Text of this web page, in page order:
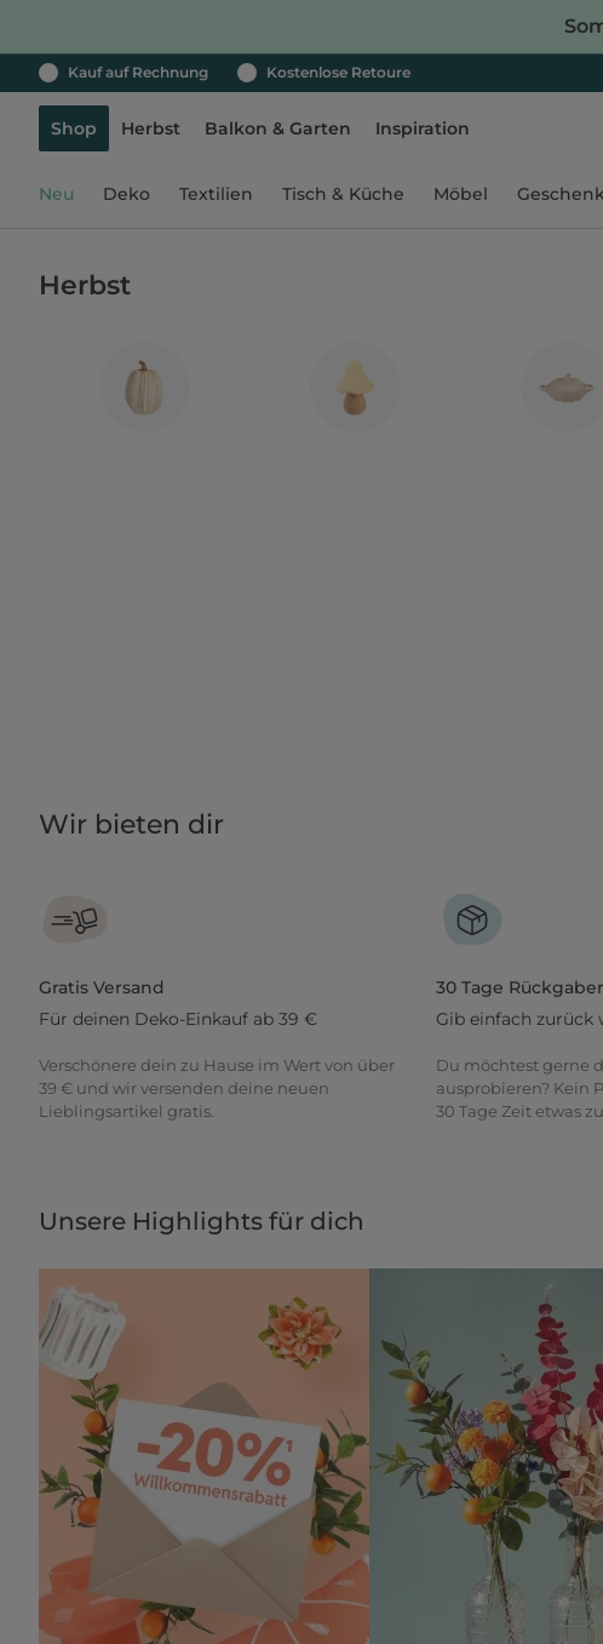
Kauf auf Rechnung Kostenlose Retoure
Shop Herbst Balkon & Garten Inspiration
Neu Deko Textilien Tisch & Küche Möbel
Herbst
Wir bieten dir
Gratis Versand
Für deinen Deko-Einkauf ab 39 €
Verschönere dein zu Hause im Wert von über
39 € und wir versenden deine neuen
Lieblingsartikel gratis.
30 Tage
Gib einfach
Du möchtest gerne
ausprobieren? Kein
30 Tage Zeit etwas
Unsere Highlights für dich